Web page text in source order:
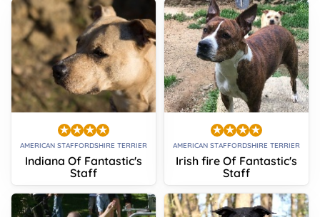
AMERICAN STAFFORDSHIRE TERRIER
Indiana Of Fantastic's
Staff
AMERICAN STAFFORDSHIRE TERRIER
Irish fire Of Fantastic's
Staff